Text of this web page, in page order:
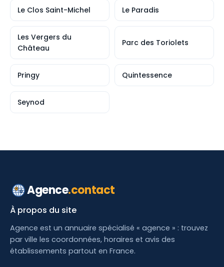
Le Clos Saint-Michel Le Paradis
Les Vergers du
Château
Parc des Toriolets
Pringy Quintessence
Seynod
Agence.contact
À propos du site
Agence est un annuaire spécialisé « agence » : trouvez
par ville les coordonnées, horaires et avis des
établissements partout en France.